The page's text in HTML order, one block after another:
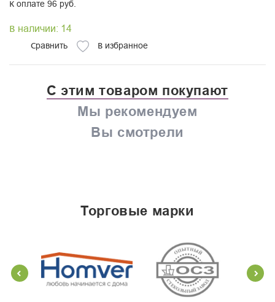
К оплате 96 руб.
В наличии: 14
Сравнить В избранное
С этим товаром покупают
Мы рекомендуем
Вы смотрели
торговые марки